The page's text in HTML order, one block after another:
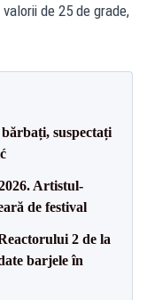
de 25 de grade,
suspectați
Artistul-
de festival
2 de la
barjele în